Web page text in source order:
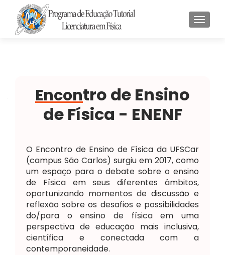
Encontro de Ensino
de Física - ENENF
O Encontro de Ensino de Física da UFSCar
(campus São Carlos) surgiu em 2017, como
um espaço para o debate sobre o ensino
de Física em seus diferentes âmbitos,
oportunizando momentos de discussão e
reflexão sobre os desafios e possibilidades
do/para o ensino de física em uma
perspectiva de educação mais inclusiva,
científica e conectada com a
contemporaneidade.